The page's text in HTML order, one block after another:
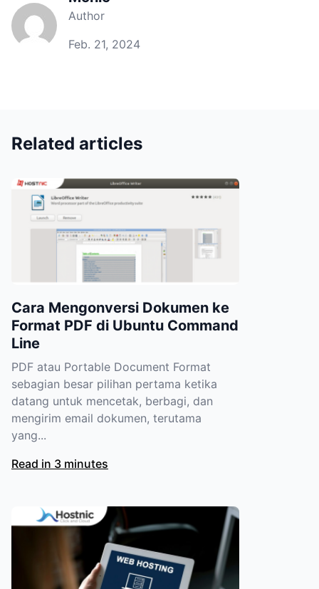
Author
Feb. 21, 2024
Related articles
Cara Mengonversi Dokumen ke
Format PDF di Ubuntu Command
Line
PDF atau Portable Document Format
sebagian besar pilihan pertama ketika
datang untuk mencetak, berbagi, dan
mengirim email dokumen, terutama
yang...
Read in 3 minutes